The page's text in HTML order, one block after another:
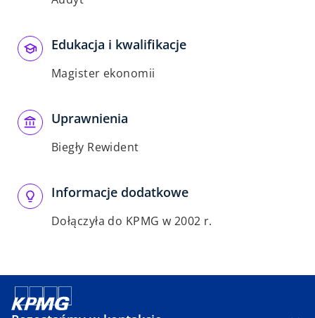
Edukacja i kwalifikacje
Magister ekonomii
Uprawnienia
Biegły Rewident
Informacje dodatkowe
Dołączyła do KPMG w 2002 r.